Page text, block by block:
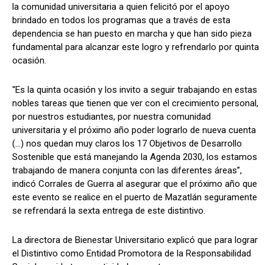
la comunidad universitaria a quien felicitó por el apoyo
brindado en todos los programas que a través de esta
dependencia se han puesto en marcha y que han sido pieza
fundamental para alcanzar este logro y refrendarlo por quinta
ocasión.
“Es la quinta ocasión y los invito a seguir trabajando en estas
nobles tareas que tienen que ver con el crecimiento personal,
por nuestros estudiantes, por nuestra comunidad
universitaria y el próximo año poder lograrlo de nueva cuenta
(…) nos quedan muy claros los 17 Objetivos de Desarrollo
Sostenible que está manejando la Agenda 2030, los estamos
trabajando de manera conjunta con las diferentes áreas”,
indicó Corrales de Guerra al asegurar que el próximo año que
este evento se realice en el puerto de Mazatlán seguramente
se refrendará la sexta entrega de este distintivo.
La directora de Bienestar Universitario explicó que para lograr
el Distintivo como Entidad Promotora de la Responsabilidad